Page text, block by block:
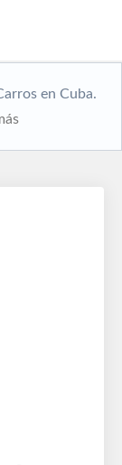
en Cuba.